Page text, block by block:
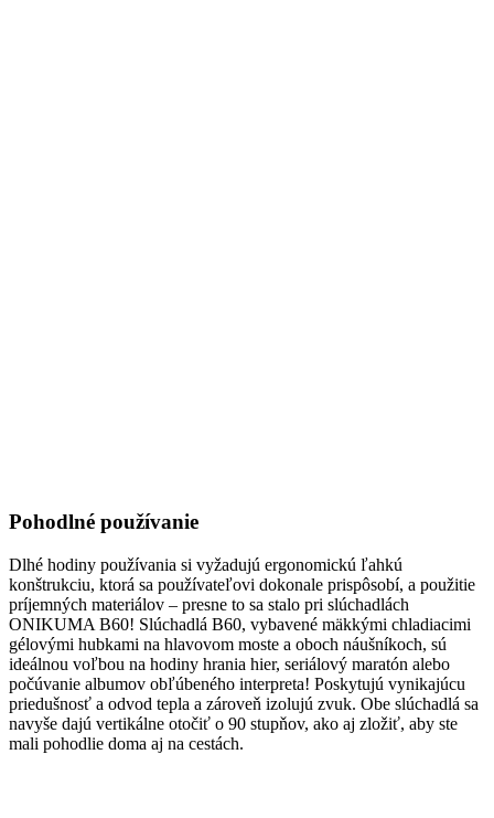
Pohodlné používanie
Dlhé hodiny používania si vyžadujú ergonomickú ľahkú
konštrukciu, ktorá sa používateľovi dokonale prispôsobí, a použitie
príjemných materiálov – presne to sa stalo pri slúchadlách
ONIKUMA B60! Slúchadlá B60, vybavené mäkkými chladiacimi
gélovými hubkami na hlavovom moste a oboch náušníkoch, sú
ideálnou voľbou na hodiny hrania hier, seriálový maratón alebo
počúvanie albumov obľúbeného interpreta! Poskytujú vynikajúcu
priedušnosť a odvod tepla a zároveň izolujú zvuk. Obe slúchadlá sa
navyše dajú vertikálne otočiť o 90 stupňov, ako aj zložiť, aby ste
mali pohodlie doma aj na cestách.